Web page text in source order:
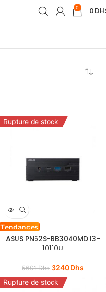
0 0
Rupture de stock
Tendances
ASUS PN62S-BB3040MD I3-
10110U
5601Dhs 3240 Dhs
Rupture de stock